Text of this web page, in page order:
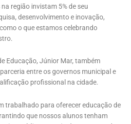
região invistam 5% de seu
desenvolvimento e inovação,
o que estamos celebrando
Educação, Júnior Mar, também
entre os governos municipal e
profissional na cidade.
trabalhado para oferecer educação de
que nossos alunos tenham